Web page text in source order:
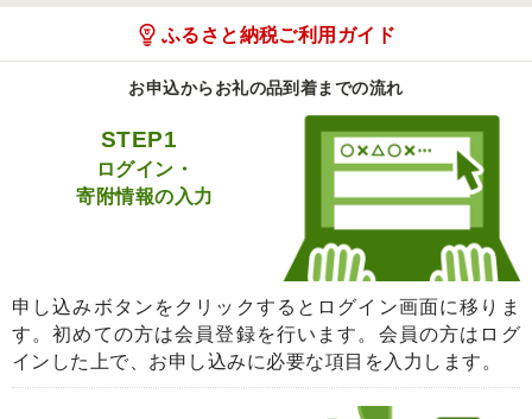
ふるさと納税ご利用ガイド
お申込からお礼の品到着までの流れ
STEP1
ログイン・
寄附情報の入力
申し込みボタンをクリックするとログイン画面に移りま
す。初めての方は会員登録を行います。会員の方はログ
インした上で、お申し込みに必要な項目を入力します。